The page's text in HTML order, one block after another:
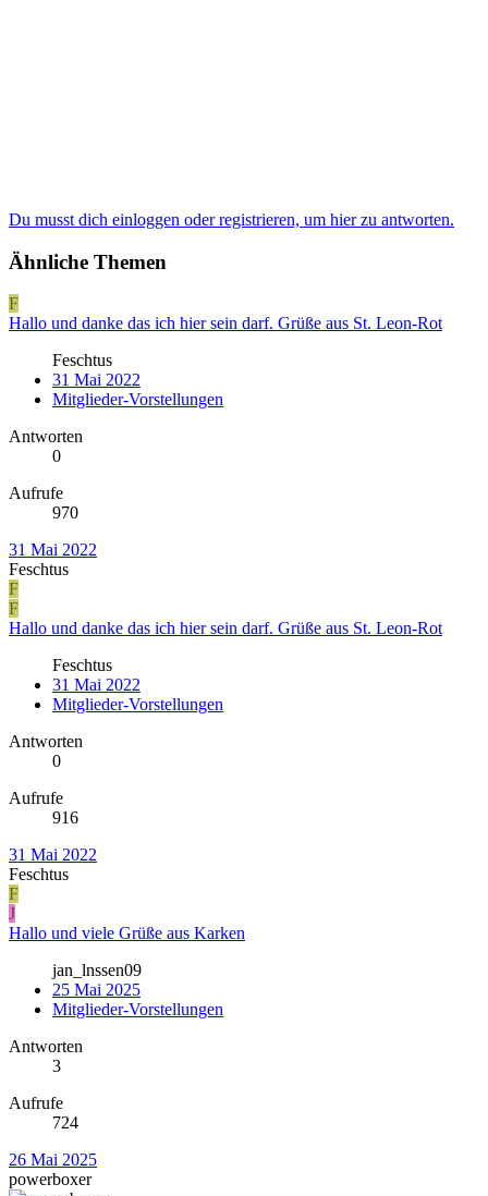
Du musst dich einloggen oder registrieren, um hier zu antworten.
Ähnliche Themen
F
Hallo und danke das ich hier sein darf. Grüße aus St. Leon-Rot
Feschtus
31 Mai 2022
Mitglieder-Vorstellungen
Antworten
0
Aufrufe
970
31 Mai 2022
Feschtus
F
F
Hallo und danke das ich hier sein darf. Grüße aus St. Leon-Rot
Feschtus
31 Mai 2022
Mitglieder-Vorstellungen
Antworten
0
Aufrufe
916
31 Mai 2022
Feschtus
F
J
Hallo und viele Grüße aus Karken
jan_lnssen09
25 Mai 2025
Mitglieder-Vorstellungen
Antworten
3
Aufrufe
724
26 Mai 2025
powerboxer